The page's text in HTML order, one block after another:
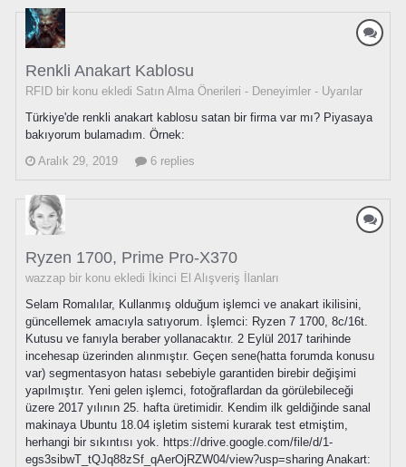
Renkli Anakart Kablosu
RFID bir konu ekledi Satın Alma Önerileri - Deneyimler - Uyarılar
Türkiye'de renkli anakart kablosu satan bir firma var mı? Piyasaya
bakıyorum bulamadım. Örnek:
Aralık 29, 2019
6 replies
Ryzen 1700, Prime Pro-X370
wazzap bir konu ekledi İkinci El Alışveriş İlanları
Selam Romalılar, Kullanmış olduğum işlemci ve anakart ikilisini,
güncellemek amacıyla satıyorum. İşlemci: Ryzen 7 1700, 8c/16t.
Kutusu ve fanıyla beraber yollanacaktır. 2 Eylül 2017 tarihinde
incehesap üzerinden alınmıştır. Geçen sene(hatta forumda konusu
var) segmentasyon hatası sebebiyle garantiden birebir değişimi
yapılmıştır. Yeni gelen işlemci, fotoğraflardan da görülebileceği
üzere 2017 yılının 25. hafta üretimidir. Kendim ilk geldiğinde sanal
makinaya Ubuntu 18.04 işletim sistemi kurarak test etmiştim,
herhangi bir sıkıntısı yok. https://drive.google.com/file/d/1-
egs3sibwT_tQJq88zSf_qAerOjRZW04/view?usp=sharing Anakart: